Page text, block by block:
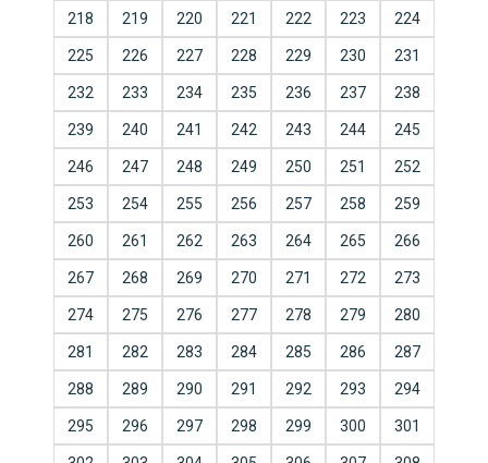
218 219 220 221 222 223 224
225 226 227 228 229 230 231
232 233 234 235 236 237 238
239 240 241 242 243 244 245
246 247 248 249 250 251 252
253 254 255 256 257 258 259
260 261 262 263 264 265 266
267 268 269 270 271 272 273
274 275 276 277 278 279 280
281 282 283 284 285 286 287
288 289 290 291 292 293 294
295 296 297 298 299 300 301